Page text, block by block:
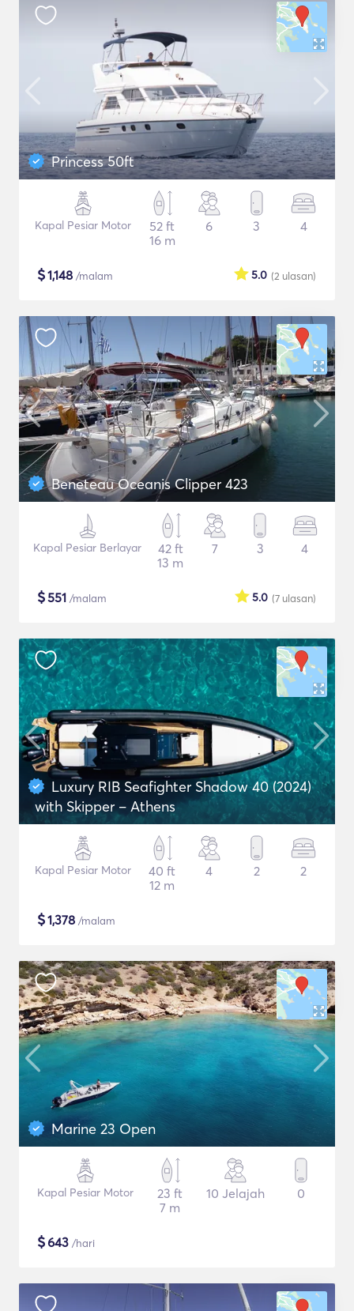
Princess 50ft
Kapal Pesiar Motor
52 ft
16 m
6 3 4
$1,148 /malam (2 ulasan)
5.0
Beneteau Oceanis Clipper 423
Kapal Pesiar Berlayar
42 ft
13 m
7 3 4
$551 /malam (7 ulasan)
5.0
Luxury RIB Seafighter Shadow 40 (2024)
with Skipper – Athens
Kapal Pesiar Motor
40 ft
12 m
4 2 2
$1,378 /malam
Marine 23 Open
Kapal Pesiar Motor
23 ft
7 m
10 Jelajah 0
$643 /hari